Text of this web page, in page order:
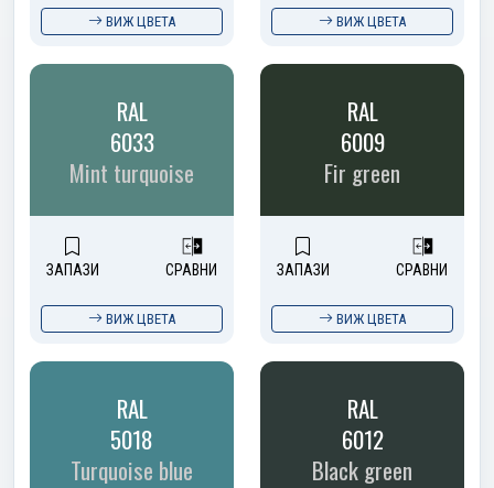
ВИЖ ЦВЕТА ВИЖ ЦВЕТА
RAL
6033
Mint turquoise
ЗАПАЗИ СРАВНИ
ВИЖ ЦВЕТА
RAL
6009
Fir green
ЗАПАЗИ СРАВНИ
ВИЖ ЦВЕТА
RAL
5018
Turquoise blue
RAL
6012
Black green